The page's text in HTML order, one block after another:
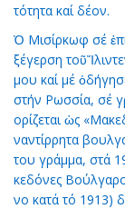
τό­τη­τα καί δέ­ον.
Ὁ Μι­σίρ­κωφ σέ
ξέ­γερ­ση
μου καί μέ
στήν Ρωσ­σί­α, σέ
ο­ρί­ζε­ται ὡς
ναν­τίρ­ρη­τα
του γράμ­μα, στά
κε­δό­νες
νο κα­τά τό 1913)